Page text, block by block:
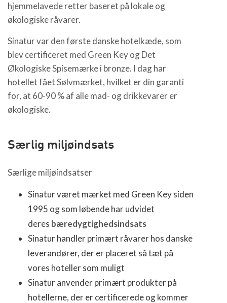
hjemmelavede retter baseret på lokale og
økologiske råvarer.
Sinatur var den første danske hotelkæde, som
blev certificeret med Green Key og Det
Økologiske Spisemærke i bronze. I dag har
hotellet fået Sølvmærket, hvilket er din garanti
for, at 60-90 % af alle mad- og drikkevarer er
økologiske.
Særlig miljøindsats
Særlige miljøindsatser
Sinatur været mærket med Green Key siden
1995 og som løbende har udvidet
deres bæredygtighedsindsats
Sinatur handler primært råvarer hos danske
leverandører, der er placeret så tæt på
vores hoteller som muligt
Sinatur anvender primært produkter på
hotellerne, der er certificerede og kommer